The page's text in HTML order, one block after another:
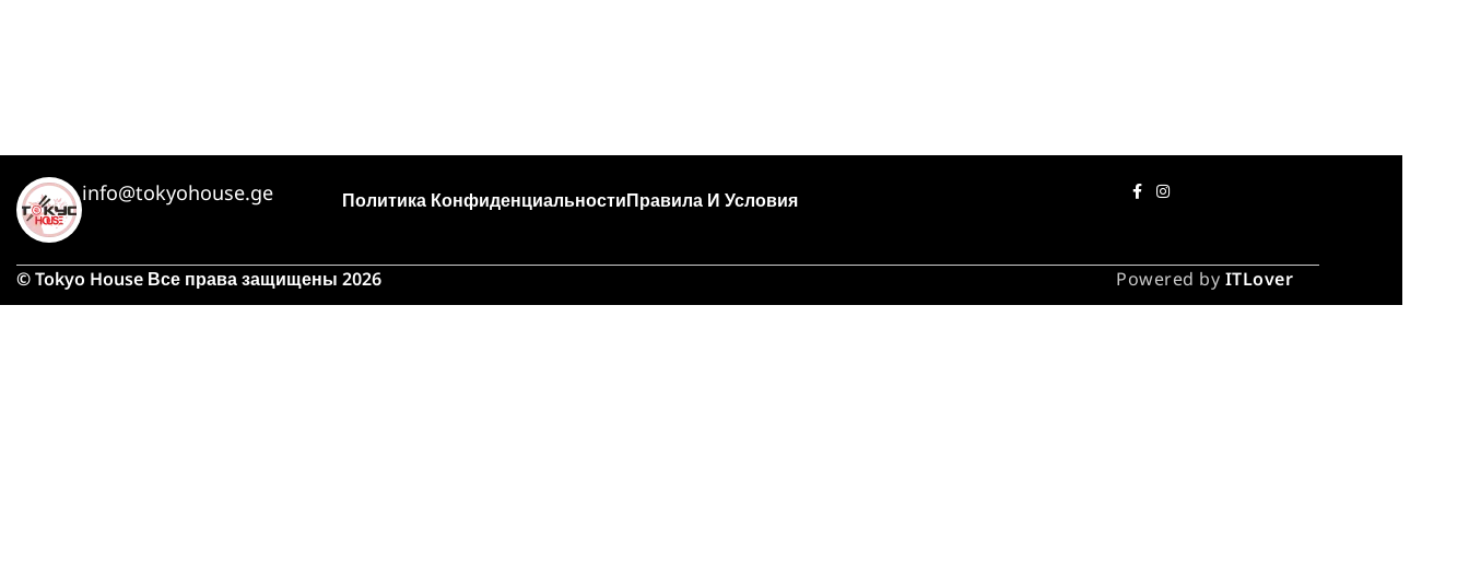
info@tokyohouse.ge Политика КонфиденциальностиПравила И Условия
© Tokyo House Все права защищены 2026 Powered by ITLover